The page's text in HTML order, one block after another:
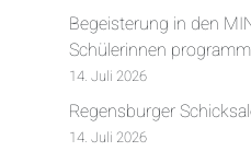
Begeisterung in den
Schülerinnen
14. Juli 2026
Regensburger
14. Juli 2026